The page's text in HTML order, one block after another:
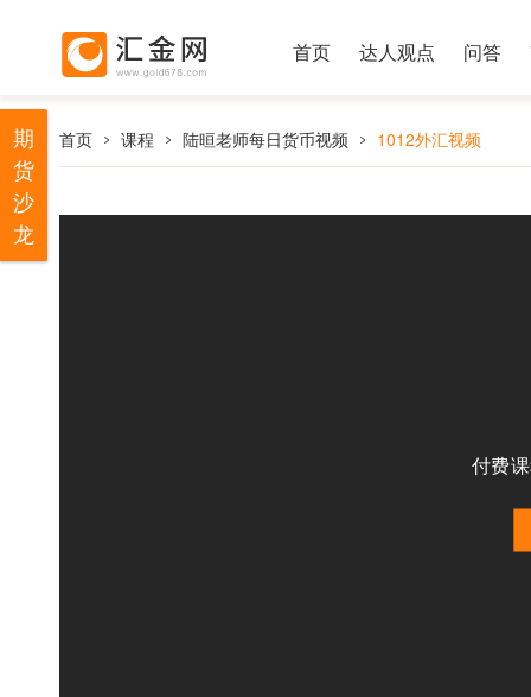
首页 达人观点 问答
首页 课程 陆晅老师每日货币视频 1012外汇视频
付费
期
货
沙
龙